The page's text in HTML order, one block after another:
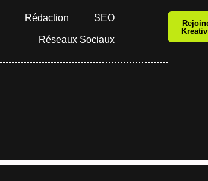
Rédaction SEO
Réseaux Sociaux